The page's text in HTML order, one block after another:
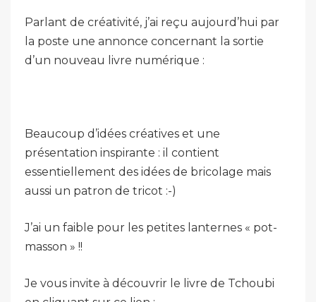
Parlant de créativité, j’ai reçu aujourd’hui par
la poste une annonce concernant la sortie
d’un nouveau livre numérique :
Beaucoup d’idées créatives et une
présentation inspirante : il contient
essentiellement des idées de bricolage mais
aussi un patron de tricot :-)
J’ai un faible pour les petites lanternes « pot-
masson » !!
Je vous invite à découvrir le livre de Tchoubi